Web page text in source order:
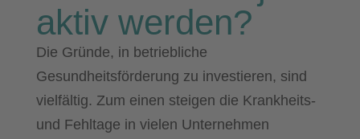
aktiv werden?
Die Gründe, in betriebliche
Gesundheitsförderung zu investieren, sind
vielfältig. Zum einen steigen die Krankheits-
und Fehltage in vielen Unternehmen